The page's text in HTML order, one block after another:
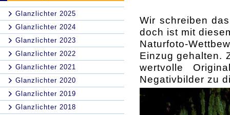
Glanzlichter 2025
Glanzlichter 2024
Glanzlichter 2023
Glanzlichter 2022
Glanzlichter 2021
Glanzlichter 2020
Glanzlichter 2019
Glanzlichter 2018
Wir schreiben
doch ist mit
Naturfoto-
Einzug gehalten.
wertvolle
Negativbilder zu